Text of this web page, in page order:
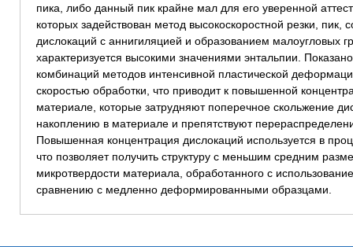
пика, либо данный пик крайне мал для его уверенной
которых задействован метод высокоскоростной резки,
дислокаций с аннигиляцией и образованием малоугловых
характеризуется высокими значениями энтальпии.
комбинаций методов интенсивной пластической
скоростью обработки, что приводит к повышенной
материале, которые затрудняют поперечное скольжение
накоплению в материале и препятствуют
Повышенная концентрация дислокаций используется в
что позволяет получить структуру с меньшим средним
микротвердости материала, обработанного с
сравнению с медленно деформированными образцами.